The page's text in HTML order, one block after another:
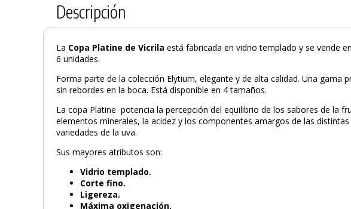
Descripción
La Copa Platine de Vicrilaestá fabricada en vidrio templado y se vende
6 unidades.
Forma parte de la colección Elytium, elegante y de alta calidad. Una gama
sin rebordes en la boca. Está disponible en 4 tamaños.
La copa Platine potencia la percepción del equilibrio de los sabores de la
elementos minerales, la acidez y los componentes amargos de las distintas
variedades de la uva.
Sus mayores atributos son:
Vidrio templado.
Corte fino.
Ligereza.
Máxima oxigenación.